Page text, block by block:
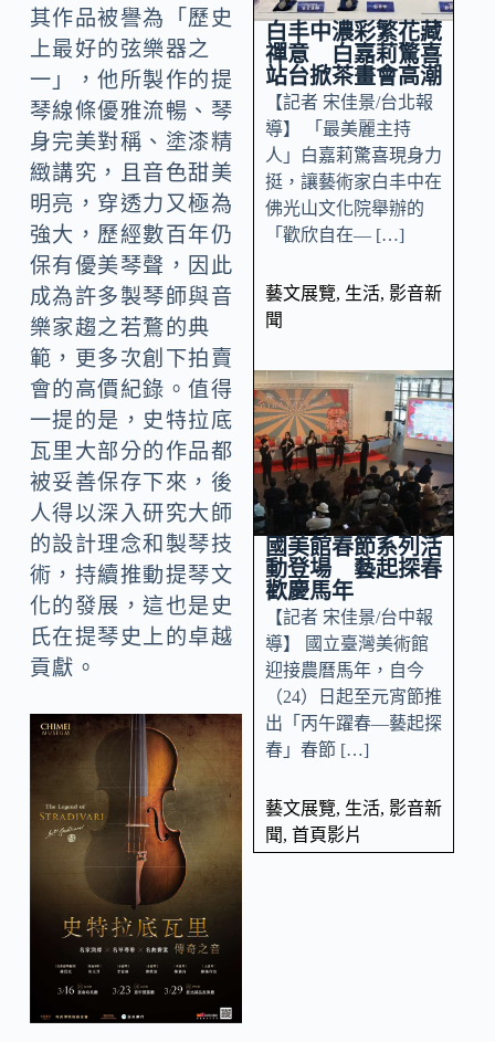
其作品被譽為「歷史
上最好的弦樂器之
一」，他所製作的提
琴線條優雅流暢、琴
身完美對稱、塗漆精
緻講究，且音色甜美
明亮，穿透力又極為
強大，歷經數百年仍
保有優美琴聲，因此
成為許多製琴師與音
樂家趨之若鶩的典
範，更多次創下拍賣
會的高價紀錄。值得
一提的是，史特拉底
瓦里大部分的作品都
被妥善保存下來，後
人得以深入研究大師
的設計理念和製琴技
術，持續推動提琴文
化的發展，這也是史
氏在提琴史上的卓越
貢獻。
白丰中濃彩繁花藏
禪意 白嘉莉驚喜
站台掀茶畫會高潮
【記者 宋佳景/台北報
導】 「最美麗主持
人」白嘉莉驚喜現身力
挺，讓藝術家白丰中在
佛光山文化院舉辦的
「歡欣自在— […]
藝文展覽, 生活, 影音新
聞
國美館春節系列活
動登場 藝起探春
歡慶馬年
【記者 宋佳景/台中報
導】 國立臺灣美術館
迎接農曆馬年，自今
（24）日起至元宵節推
出「丙午躍春—藝起探
春」春節 […]
藝文展覽, 生活, 影音新
聞, 首頁影片